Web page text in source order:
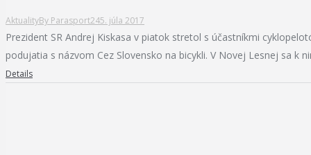
AktualityBy Parasport245. júla 2017
Prezident SR Andrej Kiskasa v piatok stretol s účastníkmi
podujatia s názvom Cez Slovensko na bicykli. V Novej Lesnej sa k
Details